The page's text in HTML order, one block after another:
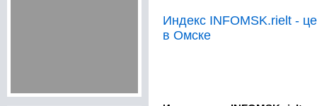
Индекс INFOMSK.rielt -
в Омске